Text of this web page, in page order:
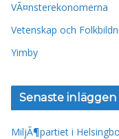
VÃ¤nsterekonomerna
Vetenskap och
Yimby
Senaste inläggen
MiljÃ¶partiet i